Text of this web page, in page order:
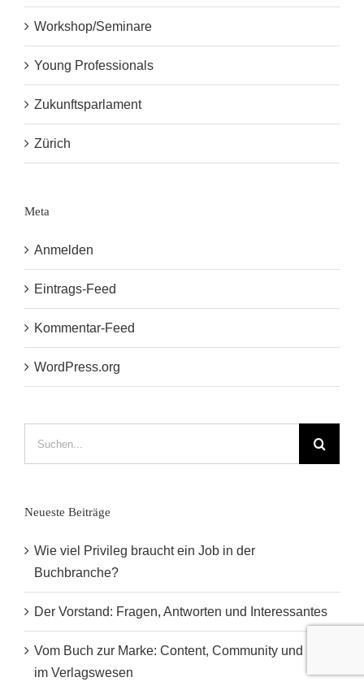
Workshop/Seminare
Young Professionals
Zukunftsparlament
Zürich
Meta
Anmelden
Eintrags-Feed
Kommentar-Feed
WordPress.org
Neueste Beiträge
Wie viel Privileg braucht ein Job in der
Buchbranche?
Der Vorstand: Fragen, Antworten und Interessantes
Vom Buch zur Marke: Content, Community und Mut
im Verlagswesen